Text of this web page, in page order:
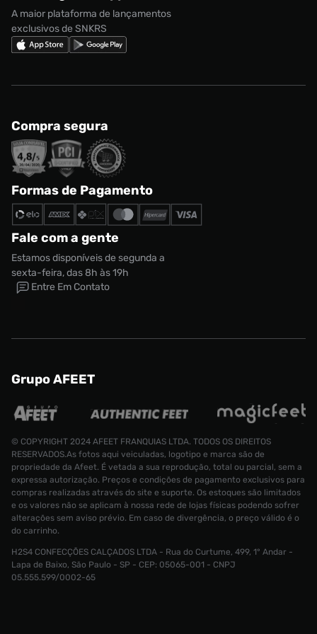
Tênis Nike Air Zoom Jump 2 Masculino
A maior plataforma de lançamentos
exclusivos de SNKRS
Compra segura
Formas de Pagamento
Fale com a gente
Estamos disponíveis de segunda a
sexta-feira, das 8h às 19h
Entre Em Contato
Grupo AFEET
© COPYRIGHT 2024 AFEET FRANQUIAS LTDA. TODOS OS DIREITOS
RESERVADOS.As fotos aqui veiculadas, logotipo e marca são de
propriedade da Afeet. É vetada a sua reprodução, total ou parcial, sem a
expressa autorização. Preços e condições de pagamento exclusivos para
compras realizadas através do site e suporte. Os estoques são limitados
e os valores não se aplicam à nossa rede de lojas físicas podendo sofrer
alterações sem aviso prévio. Em caso de divergência, o preço válido é o
do carrinho.
H2S4 CONFECÇÕES CALÇADOS LTDA - Rua do Curtume, 499, 1° Andar -
Lapa de Baixo, São Paulo - SP - CEP: 05065-001 - CNPJ
05.555.599/0002-65